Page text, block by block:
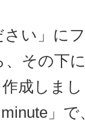
さい」に
その下
成しま
」